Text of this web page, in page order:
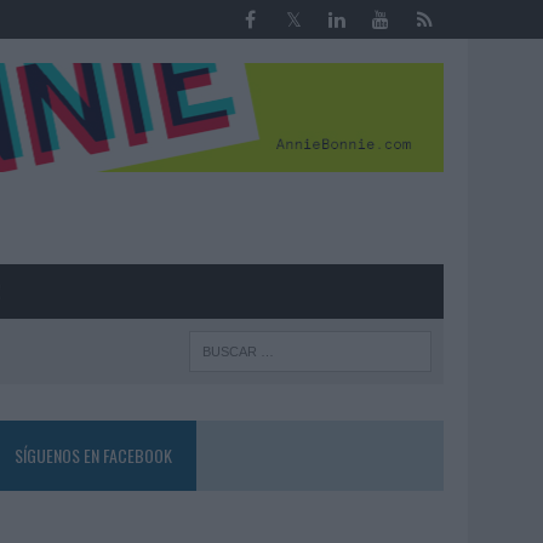
SÍGUENOS EN FACEBOOK